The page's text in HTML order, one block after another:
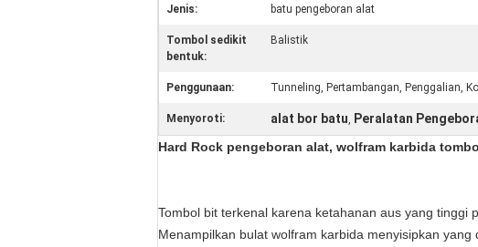
Jenis: batu pengeboran alat
Tombol sedikit
bentuk:
Balistik
Penggunaan: Tunneling, Pertambangan, Penggalian,
Menyoroti: alat bor batu, Peralatan
Hard Rock pengeboran alat, wolfram karbida
Tombol bit terkenal karena ketahanan aus yang tinggi
Menampilkan bulat wolfram karbida menyisipkan